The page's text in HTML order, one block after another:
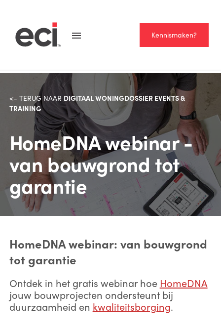
Kennismaken?
<- TERUG NAAR DIGITAAL WONINGDOSSIER EVENTS &
TRAINING
HomeDNA webinar -
van bouwgrond tot
garantie
HomeDNA webinar: van bouwgrond
tot garantie
Ontdek in het gratis webinar hoe HomeDNA
jouw bouwprojecten ondersteunt bij
duurzaamheid en kwaliteitsborging.